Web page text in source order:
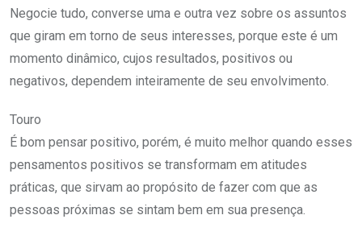
Negocie tudo, converse uma e outra vez sobre os assuntos
que giram em torno de seus interesses, porque este é um
momento dinâmico, cujos resultados, positivos ou
negativos, dependem inteiramente de seu envolvimento.
Touro
É bom pensar positivo, porém, é muito melhor quando esses
pensamentos positivos se transformam em atitudes
práticas, que sirvam ao propósito de fazer com que as
pessoas próximas se sintam bem em sua presença.